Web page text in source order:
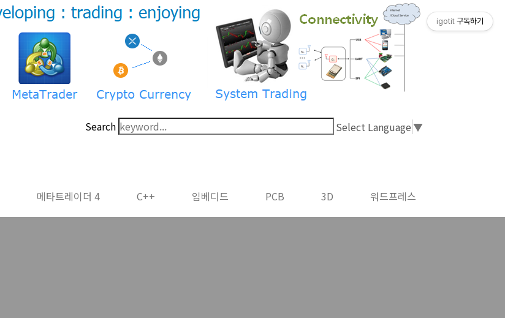
Search Select Language▼
메타트레이더 4 C++ 임베디드 PCB 3D 워드프레스
igotit 구독하기